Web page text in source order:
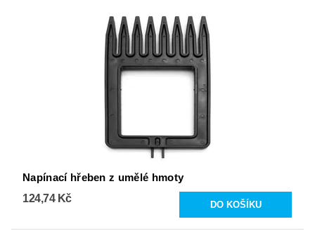
Napínací hřeben z umělé hmoty
124,74 Kč